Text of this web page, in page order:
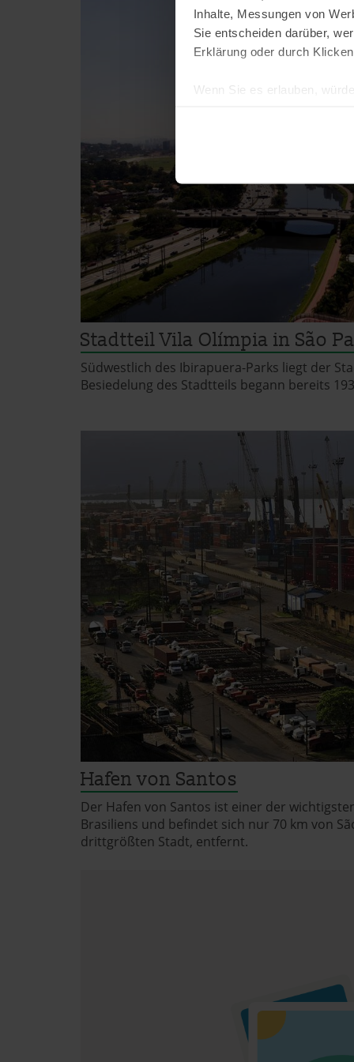
Inhalte, Messungen von
Sie entscheiden darüber,
Erklärung oder durch
Wenn Sie es erlauben,
Erfahren Sie mehr darüber,
brasiloo.de verwendet
Einige von ihnen sind
und wirtschaftlich zu
Schaltfläche
alle vorausgewählten, bzw.
auch nachträglich jederzeit
»Cookies«, »Marketing«
Datenschutzerklärung|
Stadtteil Vila Olímpia in São
Südwestlich des Ibirapuera-Parks liegt der
Besiedelung des Stadtteils begann bereits
Hafen von Santos
Der Hafen von Santos ist einer der
Brasiliens und befindet sich nur 70 km von
drittgrößten Stadt, entfernt.